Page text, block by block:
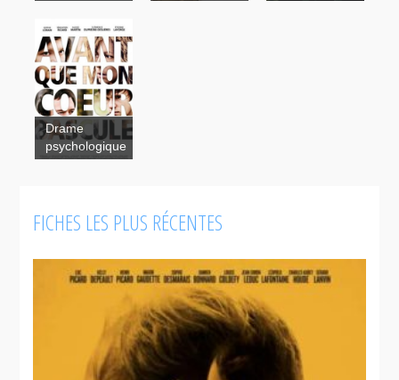
que mon
coeur
Drame
psychologique
FICHES LES PLUS RÉCENTES